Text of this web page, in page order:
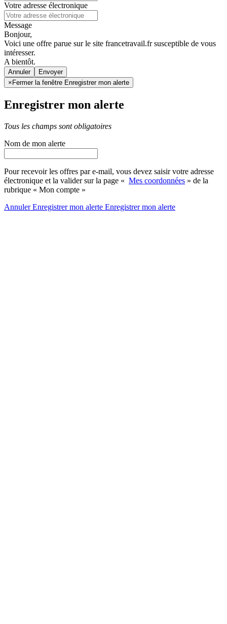
Votre adresse électronique
Message
Bonjour,
Voici une offre parue sur le site francetravail.fr susceptible de vous
intéresser.
A bientôt.
Annuler
× Fermer la fenêtre Enregistrer mon alerte
Enregistrer mon alerte
Tous les champs sont obligatoires
Nom de mon alerte
Pour recevoir les offres par e-mail, vous devez saisir votre adresse
électronique et la valider sur la page « Mes coordonnées » de la
rubrique « Mon compte »
AnnulerEnregistrer mon alerte Enregistrermon alerte